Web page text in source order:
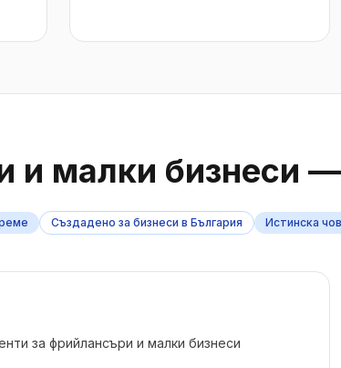
и малки бизнеси
Създадено за бизнеси в България Истинска
за фрийлансъри и малки бизнеси